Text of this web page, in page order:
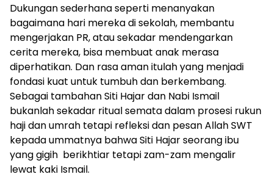
Dukungan sederhana seperti menanyakan
bagaimana hari mereka di sekolah, membantu
mengerjakan PR, atau sekadar mendengarkan
cerita mereka, bisa membuat anak merasa
diperhatikan. Dan rasa aman itulah yang menjadi
fondasi kuat untuk tumbuh dan berkembang.
Sebagai tambahan Siti Hajar dan Nabi Ismail
bukanlah sekadar ritual semata dalam prosesi rukun
haji dan umrah tetapi refleksi dan pesan Allah SWT
kepada ummatnya bahwa Siti Hajar seorang ibu
yang gigih berikhtiar tetapi zam-zam mengalir
lewat kaki Ismail.